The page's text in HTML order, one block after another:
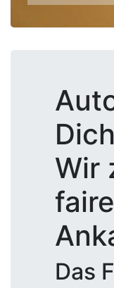
Wir
faire
Das